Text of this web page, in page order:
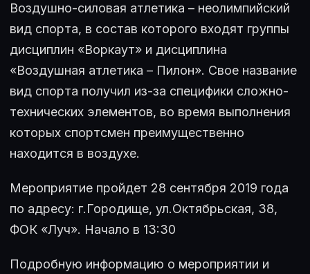
Воздушно-силовая атлетика – неолимпийский
вид спорта, в состав которого входят группы
дисциплин «Воркаут» и дисциплина
«Воздушная атлетика – Пилон». Свое название
вид спорта получил из-за специфики сложно-
технических элементов, во время выполнения
которых спортсмен преимущественно
находится в воздухе.
Мероприятие пройдет 28 сентября 2019 года
по адресу: г.Городище, ул.Октябрьская, 38,
ФОК «Луч». Начало в 13:30
Подробную информацию о мероприятии и